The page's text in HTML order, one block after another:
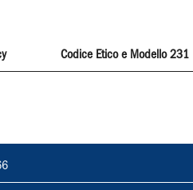
Codice Etico e Modello 231